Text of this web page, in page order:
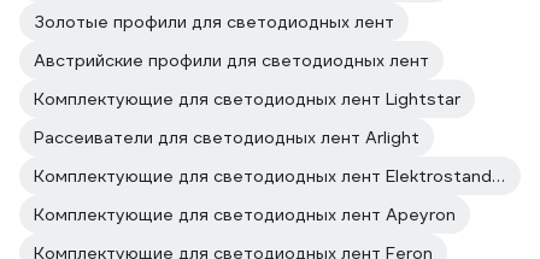
Золотые профили для светодиодных лент
Австрийские профили для светодиодных лент
Комплектующие для светодиодных лент Lightstar
Рассеиватели для светодиодных лент Arlight
Комплектующие для светодиодных лент Elektrostandard
Комплектующие для светодиодных лент Apeyron
Комплектующие для светодиодных лент Feron